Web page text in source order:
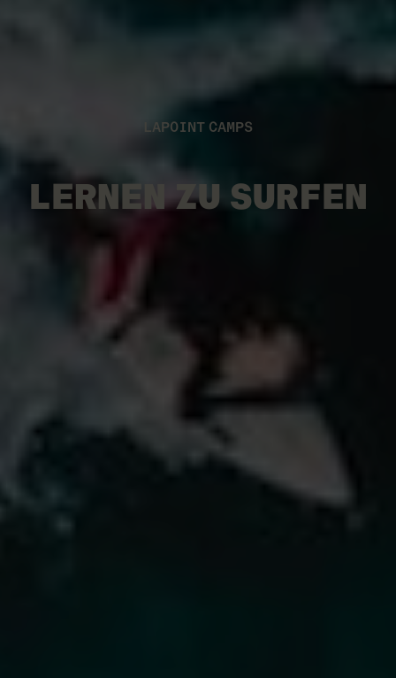
LAPOINT CAMPS
LERNEN ZU SURFEN